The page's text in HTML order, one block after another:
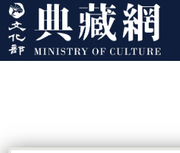
跳到主要內容
:::